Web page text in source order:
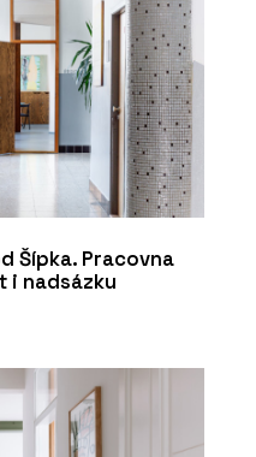
Šípka. Pracovna
i nadsázku